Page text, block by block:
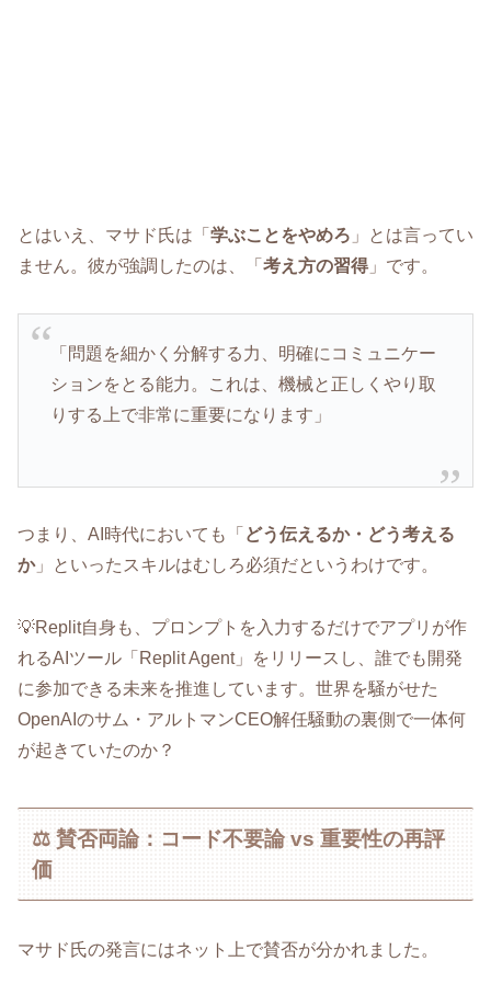
とはいえ、マサド氏は「 学ぶことをやめろ 」とは言ってい
ません。彼が強調したのは、「 考え方の習得」です。
「問題を細かく分解する力、明確にコミュニケー
ションをとる能力。これは、機械と正しくやり取
りする上で非常に重要になります」
つまり、AI時代においても「 どう伝えるか・どう考える
か」といったスキルはむしろ必須だというわけです。
💡Replit自身も、プロンプトを入力するだけでアプリが作
れるAIツール「Replit Agent」をリリースし、誰でも開発
に参加できる未来を推進しています。世界を騒がせた
OpenAIのサム・アルトマンCEO解任騒動の裏側で一体何
が起きていたのか？
⚖️ 賛否両論：コード不要論 vs 重要性の再評
価
マサド氏の発言にはネット上で賛否が分かれました。